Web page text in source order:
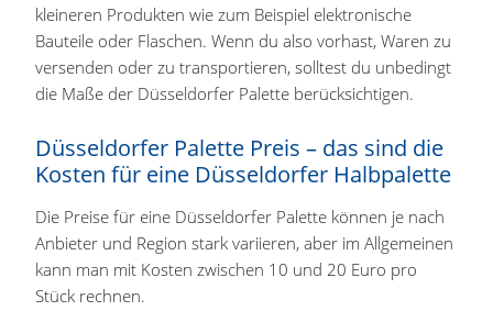
kleineren Produkten wie zum Beispiel elektronische
Bauteile oder Flaschen. Wenn du also vorhast, Waren zu
versenden oder zu transportieren, solltest du unbedingt
die Maße der Düsseldorfer Palette berücksichtigen.
Düsseldorfer Palette Preis – das sind die
Kosten für eine Düsseldorfer Halbpalette
Die Preise für eine Düsseldorfer Palette können je nach
Anbieter und Region stark variieren, aber im Allgemeinen
kann man mit Kosten zwischen 10 und 20 Euro pro
Stück rechnen.